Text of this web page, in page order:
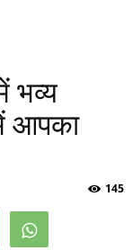
भव्य
आपका
145